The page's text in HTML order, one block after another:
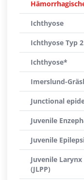
Ichthyose
Ichthyose Typ 2
Ichthyose*
Imerslund-
Junctional
Juvenile
Juvenile
Juvenile
(JLPP)